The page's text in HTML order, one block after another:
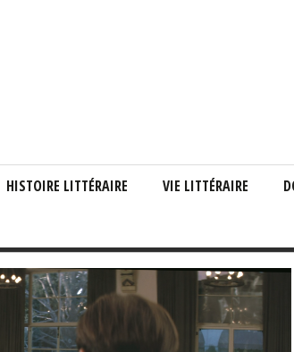
HISTOIRE LITTÉRAIRE VIE LITTÉRAIRE